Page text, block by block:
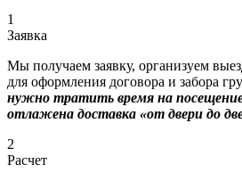
1
Заявка
Мы получаем заявку, организуем
для оформления договора и забора
нужно тратить время на
отлажена доставка «от двери до
2
Расчет